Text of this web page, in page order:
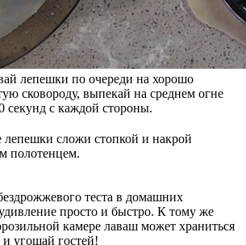
лепешки по очереди на хорошо
сковороду, выпекай на среднем огне
секунд с каждой стороны.
лепешки сложи стопкой и накрой
полотенцем.
теста в домашних
просто и быстро. К тому же
камере лаваш может храниться
угощай гостей!